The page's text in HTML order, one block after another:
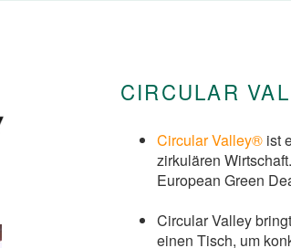
CIRCULAR
Circular Valley® ist
zirkulären
European Green
Circular Valley
einen Tisch, um